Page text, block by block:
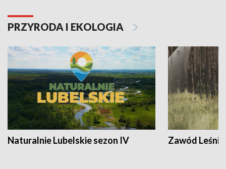
PRZYRODA I EKOLOGIA
Naturalnie Lubelskie sezon IV Zawód Leśnik